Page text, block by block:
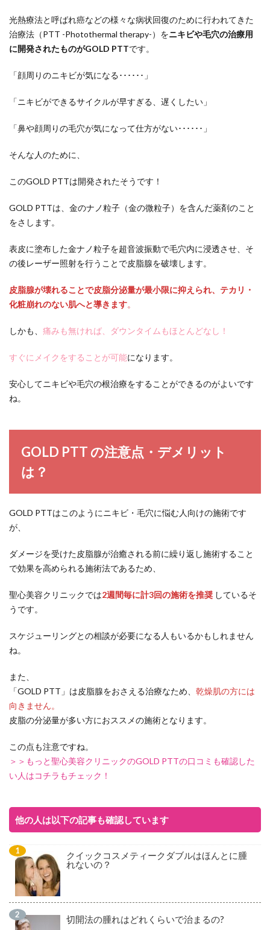
光熱療法と呼ばれ癌などの様々な病状回復のために行われてきた
治療法（PTT -Photothermal therapy-）をニキビや毛穴の治療用
に開発されたものがGOLD PTTです。
「顔周りのニキビが気になる･･････」
「ニキビができるサイクルが早すぎる、遅くしたい」
「鼻や顔周りの毛穴が気になって仕方がない･･････」
そんな人のために、
このGOLD PTTは開発されたそうです！
GOLD PTTは、金のナノ粒子（金の微粒子）を含んだ薬剤のこと
をさします。
表皮に塗布した金ナノ粒子を超音波振動で毛穴内に浸透させ、そ
の後レーザー照射を行うことで皮脂腺を破壊します。
皮脂腺が壊れることで皮脂分泌量が最小限に抑えられ、テカリ・
化粧崩れのない肌へと導きます。
しかも、 痛みも無ければ、ダウンタイムもほとんどなし！
すぐにメイクをすることが可能になります。
安心してニキビや毛穴の根治療をすることができるのがよいです
ね。
GOLD PTT の注意点・デメリット
は？
GOLD PTTはこのようにニキビ・毛穴に悩む人向けの施術です
が、
ダメージを受けた皮脂腺が治癒される前に繰り返し施術すること
で効果を高められる施術法であるため、
聖心美容クリニックでは2週間毎に計3回の施術を推奨 しているそ
うです。
スケジューリングとの相談が必要になる人もいるかもしれません
ね。
また、
「GOLD PTT」は皮脂腺をおさえる治療なため、 乾燥肌の方には
向きません。
皮脂の分泌量が多い方におススメの施術となります。
この点も注意ですね。
＞＞もっと聖心美容クリニックのGOLD PTTの口コミも確認した
い人はコチラもチェック！
他の人は以下の記事も確認しています
クイックコスメティークダブルはほんとに腫
れないの？
切開法の腫れはどれくらいで治まるの?